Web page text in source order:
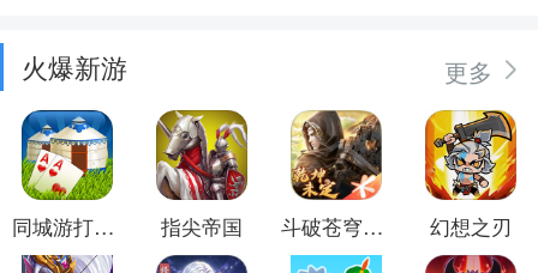
火爆新游 更多
同城游打大尖 指尖帝国 斗破苍穹：异火重燃 幻想之刃